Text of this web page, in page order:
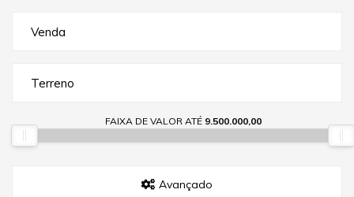
Venda
Terreno
FAIXA DE VALOR ATÉ 9.500.000,00
Avançado